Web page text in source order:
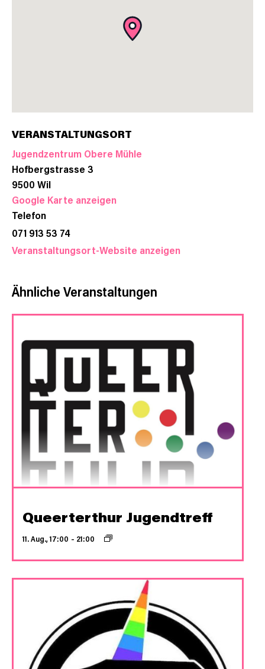
VERANSTALTUNGSORT
Jugendzentrum Obere Mühle
Hofbergstrasse 3
9500 Wil
Google Karte anzeigen
Telefon
071 913 53 74
Veranstaltungsort-Website anzeigen
Ähnliche Veranstaltungen
Queerterthur Jugendtreff
11. Aug., 17:00 – 21:00